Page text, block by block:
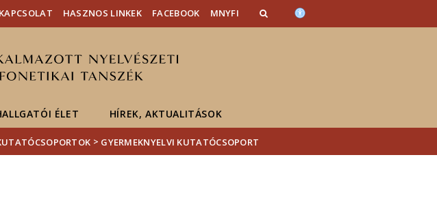
KAPCSOLAT HASZNOS LINKEK FACEBOOK MNYFI
ÉLET HÍREK, AKTUALITÁSOK
> GYERMEKNYELVI KUTATÓCSOPORT